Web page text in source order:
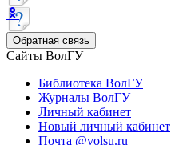
Обратная связь
Сайты ВолГУ
Библиотека ВолГУ
Журналы ВолГУ
Личный кабинет
Новый личный кабинет
Почта @volsu.ru